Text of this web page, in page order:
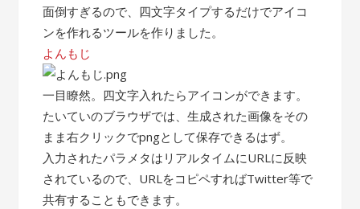
面倒すぎるので、四文字タイプするだけでアイコ
ンを作れるツールを作りました。
よんもじ
一目瞭然。四文字入れたらアイコンができます。
たいていのブラウザでは、生成された画像をその
まま右クリックでpngとして保存できるはず。
入力されたパラメタはリアルタイムにURLに反映
されているので、URLをコピペすればTwitter等で
共有することもできます。